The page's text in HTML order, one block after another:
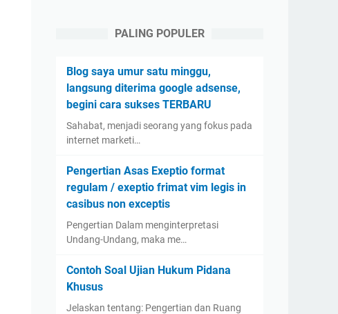
PALING POPULER
Blog saya umur satu minggu,
langsung diterima google adsense,
begini cara sukses TERBARU
Sahabat, menjadi seorang yang fokus pada
internet marketi…
Pengertian Asas Exeptio format
regulam / exeptio frimat vim legis in
casibus non exceptis
Pengertian Dalam menginterpretasi
Undang-Undang, maka me…
Contoh Soal Ujian Hukum Pidana
Khusus
Jelaskan tentang: Pengertian dan Ruang